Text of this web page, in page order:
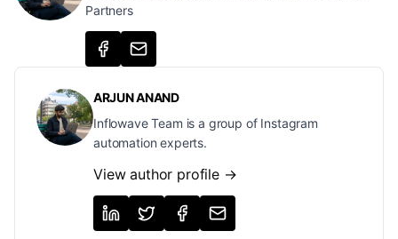
Partners
ARJUN ANAND
Inflowave Team is a group of Instagram
automation experts.
View author profile →